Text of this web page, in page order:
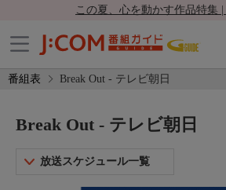
この夏、心を動かす作品特集 |
番組表 Break Out - テレビ朝日
Break Out - テレビ朝日
放送スケジュール一覧